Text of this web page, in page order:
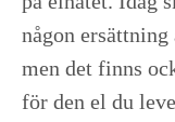
någon
men det finns
för den el du